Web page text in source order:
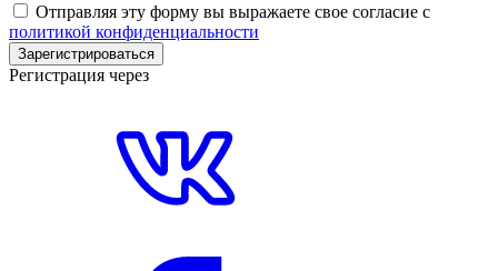
Отправляя эту форму вы выражаете свое согласие с
политикой конфиденциальности
Зарегистрироваться
Регистрация через